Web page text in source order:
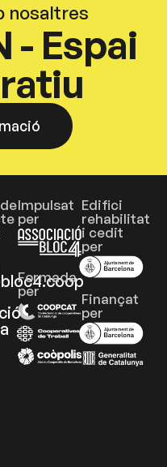
nosaltres
- Espai
Impulsat
per
Formada
per
Edifici
rehabilitat
i cedit
per
Finançat
per